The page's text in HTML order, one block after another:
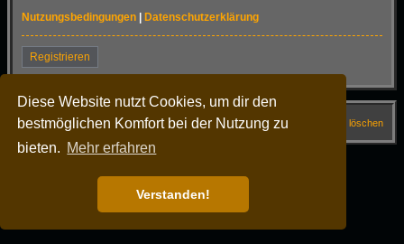
Diese Website nutzt Cookies, um dir den
bestmöglichen Komfort bei der Nutzung zu
bieten. Mehr erfahren
Verstanden!
Nutzungsbedingungen
Datenschutzerklärung
Registrieren
Startseite Forum Alle Cookies löschen
FAQ
Dark Vision ©
Nutzungsbedingungen